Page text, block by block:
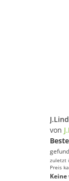
von
zuletzt
Preis